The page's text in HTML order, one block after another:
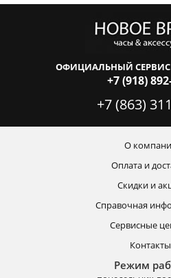
ОФИЦИАЛЬНЫЙ
+7 (918)
+7 (863)
О
Оплата и
Скидки и
Справочная
Сервисные
Контакты
Режим